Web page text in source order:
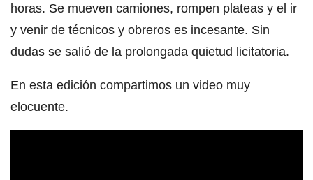
horas. Se mueven camiones, rompen plateas y el ir
y venir de técnicos y obreros es incesante. Sin
dudas se salió de la prolongada quietud licitatoria.
En esta edición compartimos un video muy
elocuente.